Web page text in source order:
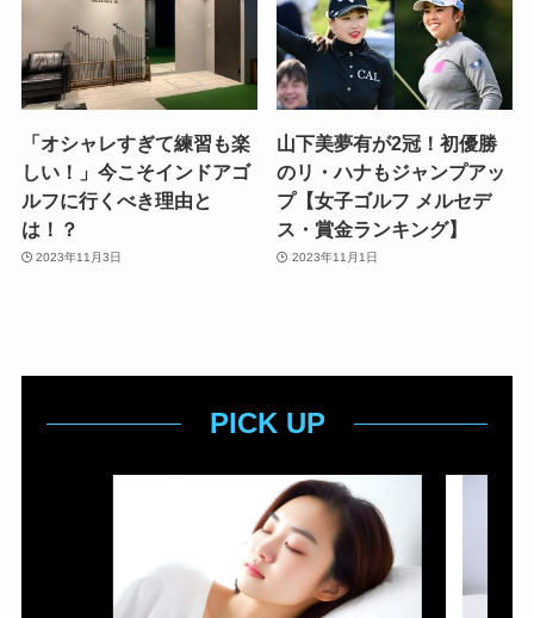
「オシャレすぎて練習も楽
しい！」今こそインドアゴ
ルフに行くべき理由と
は！？
2023年11月3日
山下美夢有が2冠！初優勝
のリ・ハナもジャンプアッ
プ【女子ゴルフ メルセデ
ス・賞金ランキング】
2023年11月1日
PICK UP